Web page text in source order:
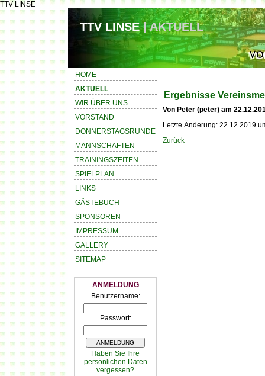
TTV LINSE
TTV LINSE| AKTUELL
HOME
AKTUELL
WIR ÜBER UNS
VORSTAND
DONNERSTAGSRUNDE
MANNSCHAFTEN
TRAININGSZEITEN
SPIELPLAN
LINKS
GÄSTEBUCH
SPONSOREN
IMPRESSUM
GALLERY
SITEMAP
ANMELDUNG
Benutzername:
Passwort:
Haben Sie Ihre
persönlichen Daten
vergessen?
Ergebnisse
Von Peter (peter) am
Letzte Änderung: 22.12.2019
Zurück